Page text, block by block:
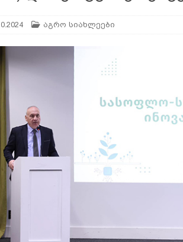
AGROPLUS
აგრო სიახლეები